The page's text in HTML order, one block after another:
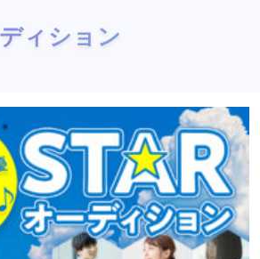
ィション